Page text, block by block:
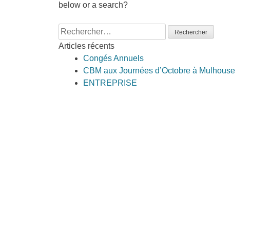
below or a search?
Rechercher :
Articles récents
Congés Annuels
CBM aux Journées d’Octobre à Mulhouse
ENTREPRISE